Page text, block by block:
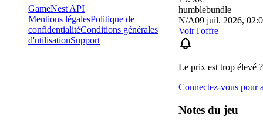
GameNest API
Mentions légalesPolitique de
confidentialitéConditions générales
d'utilisationSupport
humblebundle
N/A09 juil. 2026,
Voir l'offre
Le prix est trop élevé
Connectez-vous pour
Notes du jeu